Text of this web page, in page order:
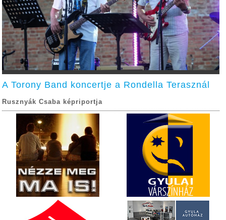
A Torony Band koncertje a Rondella Terasznál
Rusznyák Csaba képriportja